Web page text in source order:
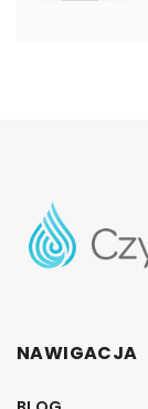
NAWIGACJA